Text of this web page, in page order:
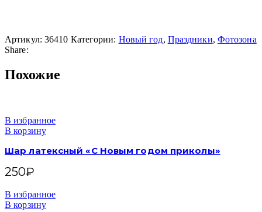
Артикул: 36410 Категории: Новый год, Праздники, Фотозона
Share:
Похожие
В избранное
В корзину
Шар латексный «С Новым годом приколы»
250₽
В избранное
В корзину